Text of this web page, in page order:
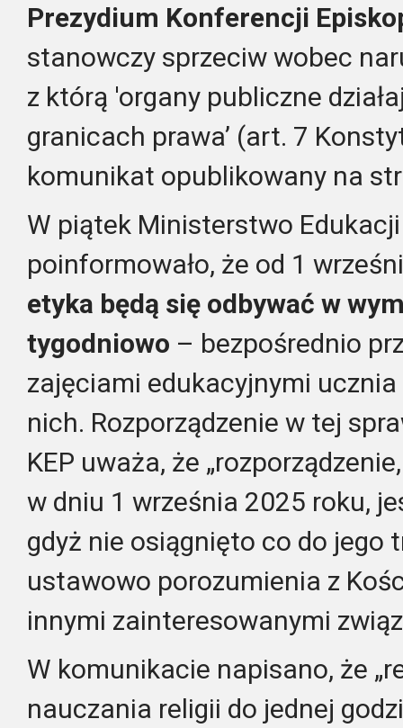
Prezydium Konferencji
stanowczy sprzeciw wobec
z którą 'organy publiczne
granicach prawa’ (art. 7
komunikat opublikowany na
W piątek Ministerstwo
poinformowało, że od 1
etyka będą się odbywać w
tygodniowo – bezpośrednio
zajęciami edukacyjnymi
nich. Rozporządzenie w tej
KEP uważa, że
w dniu 1 września 2025 roku,
gdyż nie osiągnięto co do jego
ustawowo porozumienia z
innymi zainteresowanymi
W komunikacie napisano, że
nauczania religii do jednej